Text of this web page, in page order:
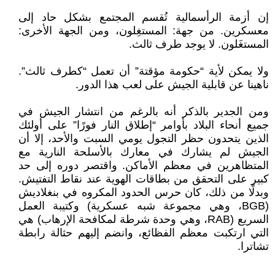
إن أزمة الرأسمالية تُقسم المجتمع بشكل حاد إلى
معسكرين. من جهة: المستغِلون، ومن الجهة الأخرى:
المستغَلون. لا يوجد طرف ثالث.
ولا يمكن لأية “حكومة مؤقتة” أن تعمل “كطرف ثالث”.
ناهينا عن قابلية الجيش على لعب هذا الدور.
ومن الجدير بالذكر أنه بالرغم من انتشار الجيش في
جميع أنحاء البلاد بأوامر “إطلاق النار فورًا” على أولئك
الذين يتحدون حظر التجول يومي السبت والأحد، إلا أن
الجيش لم يشارك في معارك بالأسلحة النارية مع
المتظاهرين في معظم الأماكن. واقتصر دوره إلى حد
كبير على التحقق من بطاقات الهوية عند نقاط التفتيش.
وبدلًا من ذلك، كان حرس الحدود المكروه في بنغلاديش
(BGB، وهي مجموعة شبه عسكرية) وكتيبة العمل
السريع (RAB، وهي وحدة شرطة لمكافحة الإرهاب) هي
التي ارتكبت معظم الفظائع، وانضم إليهم حثالة رابطة
تشاترا.